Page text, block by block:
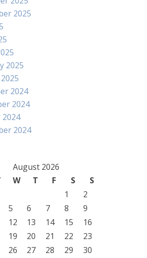
2025
2025
2024
2024
2024
August 2026
W T F S
S
1
2
5 6 7 8
9
12 13 14 15
16
19 20 21 22
23
26 27 28 29
30